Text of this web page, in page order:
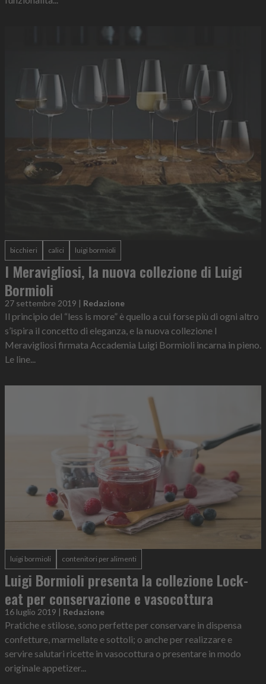
bicchieri calici luigi bormioli
I Meravigliosi, la nuova collezione di Luigi
Bormioli
27 settembre 2019 | Redazione
Il principio del “less is more” è quello a cui forse più di ogni altro
s’ispira il concetto di eleganza, e la nuova collezione I
Meravigliosi firmata Accademia Luigi Bormioli incarna in pieno.
Le line...
luigi bormioli contenitori per alimenti
Luigi Bormioli presenta la collezione Lock-
eat per conservazione e vasocottura
16 luglio 2019 | Redazione
Pratiche e stilose, sono perfette per conservare in dispensa
confetture, marmellate e sottoli; o anche per realizzare e
servire salutari ricette in vasocottura o presentare in modo
originale appetizer...